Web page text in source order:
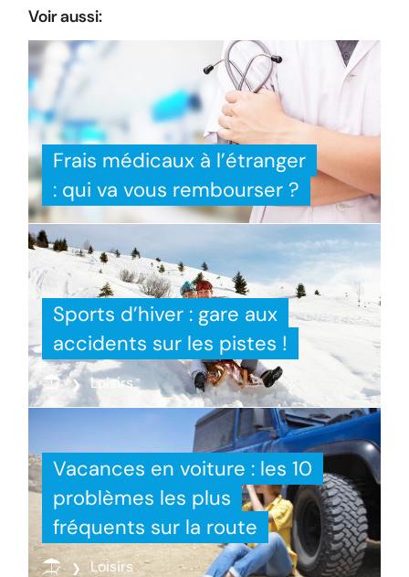
Voir aussi:
Frais médicaux à l’étranger
: qui va vous rembourser ?
Sports d’hiver : gare aux
accidents sur les pistes !
Loisirs
Vacances en voiture : les 10
problèmes les plus
fréquents sur la route
Loisirs